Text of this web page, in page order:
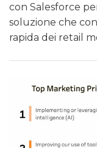
con Salesforce
soluzione che
rapida dei retail